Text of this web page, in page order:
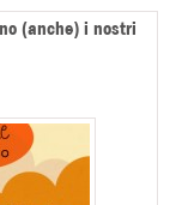
(anche) i nostri